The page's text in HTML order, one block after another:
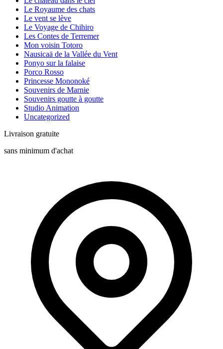
Le Royaume des chats
Le vent se lève
Le Voyage de Chihiro
Les Contes de Terremer
Mon voisin Totoro
Nausicaä de la Vallée du Vent
Ponyo sur la falaise
Porco Rosso
Princesse Mononoké
Souvenirs de Marnie
Souvenirs goutte à goutte
Studio Animation
Uncategorized
Livraison gratuite
sans minimum d'achat